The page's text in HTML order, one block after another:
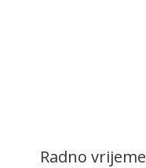
Radno vrijeme